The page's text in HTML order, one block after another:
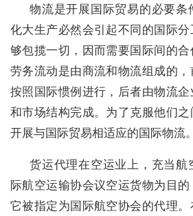
物流是开展国际贸易的必要条
化大生产必然会引起不同的国际
够包揽一切，因而需要国际间的
劳务流动是由商流和物流组成的
按照国际惯例进行，后者由物流
和市场结构完成。为了克服他们
开展与国际贸易相适应的国际物流。
货运代理在空运业上，充当航
际航空运输协会议空运货物为目的
它被指定为国际航空协会的代理